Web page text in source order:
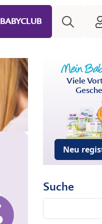
BABYCLUB
Viele
Neu
Suche